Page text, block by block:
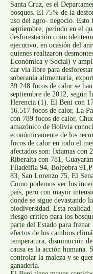
Santa Cruz, es el
bosques. El 75% de la
uso del agro- negocio. Esto
septiembre, periodo en el
desforestación
ejecutivo, en ocasión del
quienes realizaron
Económica y Social) y
dar vía libre para
soberanía alimentaria,
39.248 focos de calor se
septiembre de 2012, según
Herencia (1). El Beni con
16.517 focos de calor, La
con 789 focos de calor,
amazónico de Bolivia
económicamente de los
focos de calor en todo el
afectados son: Ixiamas con
Riberalta con 781,
Filadelfia 94, Bolpebra
83, San Lorenzo 75, El
Como podemos ver los
país, pero con mayor
donde se sigue devastando
biodiversidad. Esta realidad
riesgo crítico para los
parte del Estado para frenar
efectos de los cambios
temperatura, disminución
causa es la acción humana.
controlar la maleza y se
ganadería.